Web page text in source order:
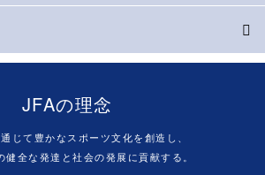
JFAの理念
じて豊かなスポーツ文化を創造し、
健全な発達と社会の発展に貢献する。